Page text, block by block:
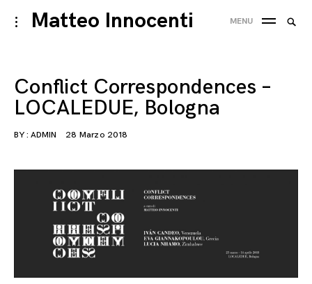
Skip
to
Matteo Innocenti
toggle
MENU
Conflict Correspondences –
LOCALEDUE, Bologna
BY : ADMIN 28 Marzo 2018